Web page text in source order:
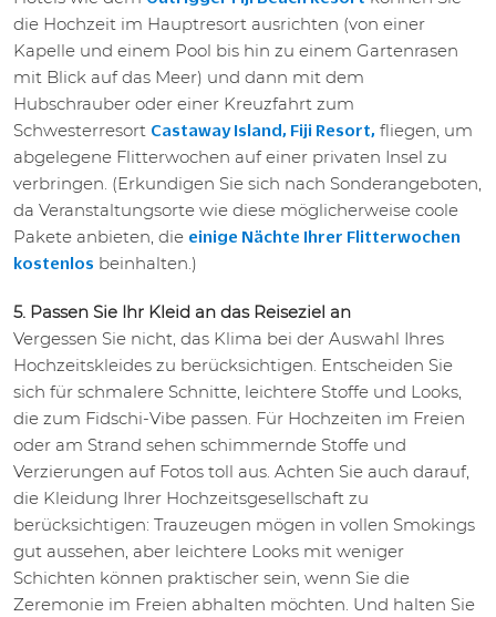
die Hochzeit im Hauptresort ausrichten (von einer
Kapelle und einem Pool bis hin zu einem Gartenrasen
mit Blick auf das Meer) und dann mit dem
Hubschrauber oder einer Kreuzfahrt zum
Schwesterresort Castaway Island, Fiji Resort, fliegen, um
abgelegene Flitterwochen auf einer privaten Insel zu
verbringen. (Erkundigen Sie sich nach Sonderangeboten,
da Veranstaltungsorte wie diese möglicherweise coole
Pakete anbieten, die einige Nächte Ihrer Flitterwochen
kostenlos beinhalten.)
5. Passen Sie Ihr Kleid an das Reiseziel an
Vergessen Sie nicht, das Klima bei der Auswahl Ihres
Hochzeitskleides zu berücksichtigen. Entscheiden Sie
sich für schmalere Schnitte, leichtere Stoffe und Looks,
die zum Fidschi-Vibe passen. Für Hochzeiten im Freien
oder am Strand sehen schimmernde Stoffe und
Verzierungen auf Fotos toll aus. Achten Sie auch darauf,
die Kleidung Ihrer Hochzeitsgesellschaft zu
berücksichtigen: Trauzeugen mögen in vollen Smokings
gut aussehen, aber leichtere Looks mit weniger
Schichten können praktischer sein, wenn Sie die
Zeremonie im Freien abhalten möchten. Und halten Sie